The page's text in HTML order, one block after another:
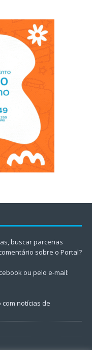
buscar parcerias
sobre o Portal?
ou pelo e-mail:
notícias de